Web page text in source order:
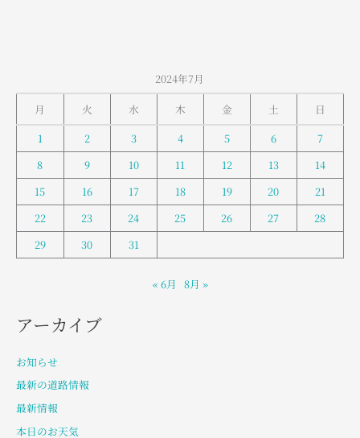
2024年7月
月
火 水 木 金 土
日
1
2 3 4 5 6
7
8
9 10 11 12 13
14
15
16 17 18 19 20
21
22
23 24 25 26 27
28
29
30 31
« 6月 8月 »
アーカイブ
お知らせ
最新の道路情報
最新情報
本日のお天気